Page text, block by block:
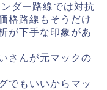
ダー路線では対抗
格路線もそうだけ
が下手な印象があ
さんが元マックの
でもいいからマッ